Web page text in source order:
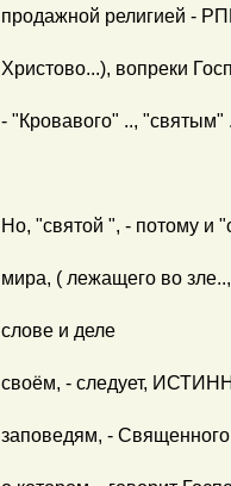
продажной религией -
Христово...), вопреки
- "Кровавого" .., "святым"
Но, "святой ", - потому и
мира, ( лежащего во
слове и деле
своём, - следует,
заповедям, -